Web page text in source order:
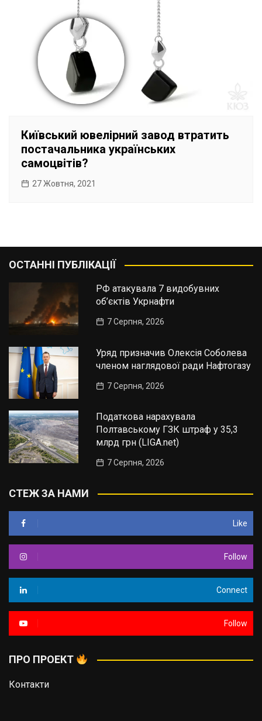
Київський ювелірний завод втратить
постачальника українських
самоцвітів?
27 Жовтня, 2021
ОСТАННІ ПУБЛІКАЦІЇ
РФ атакувала 7 видобувних
об’єктів Укрнафти
7 Серпня, 2026
Уряд призначив Олексія Соболева
членом наглядової ради Нафтогазу
7 Серпня, 2026
Податкова нарахувала
Полтавському ГЗК штраф у 35,3
млрд грн (LIGA.net)
7 Серпня, 2026
СТЕЖ ЗА НАМИ
Like
Follow
Connect
Follow
ПРО ПРОЕКТ
Контакти